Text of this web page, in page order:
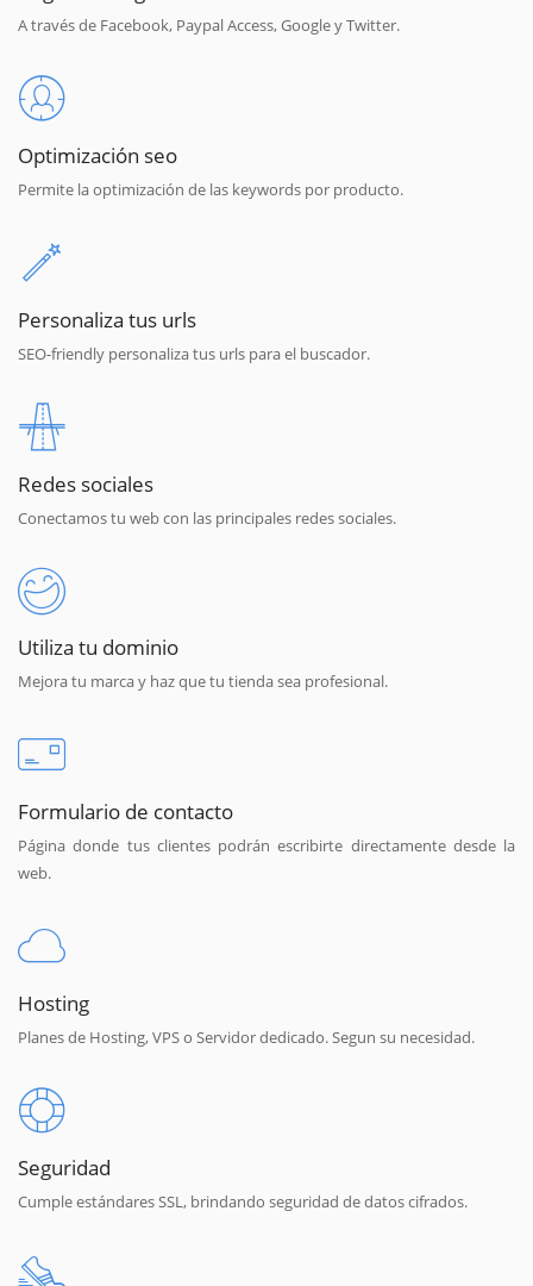
A través de Facebook, Paypal Access, Google y Twitter.
Optimización seo
Permite la optimización de las keywords por producto.
Personaliza tus urls
SEO-friendly personaliza tus urls para el buscador.
Redes sociales
Conectamos tu web con las principales redes sociales.
Utiliza tu dominio
Mejora tu marca y haz que tu tienda sea profesional.
Formulario de contacto
Página donde tus clientes podrán escribirte directamente desde la
web.
Hosting
Planes de Hosting, VPS o Servidor dedicado. Segun su necesidad.
Seguridad
Cumple estándares SSL, brindando seguridad de datos cifrados.